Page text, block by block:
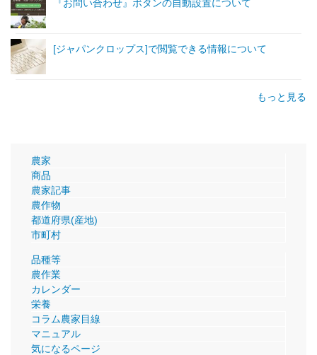
『お問い合わせ』ボタンの自動設置について
[ジャパンクロップス]で閲覧できる情報について
もっと見る
農家
商品
農家記事
農作物
都道府県(産地)
市町村
品種等
農作業
カレンダー
栄養
コラム農家目線
マニュアル
気になるページ